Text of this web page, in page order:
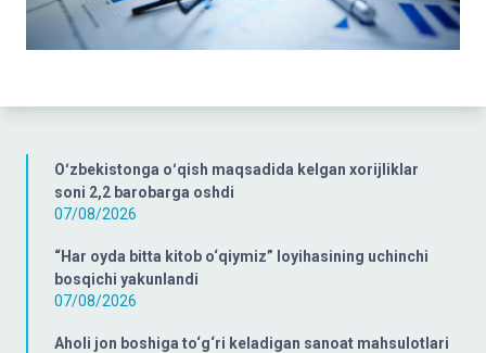
Oʻzbekistonga oʻqish maqsadida kelgan xorijliklar
soni 2,2 barobarga oshdi
07/08/2026
“Har oyda bitta kitob o‘qiymiz” loyihasining uchinchi
bosqichi yakunlandi
07/08/2026
Aholi jon boshiga to‘g‘ri keladigan sanoat mahsulotlari